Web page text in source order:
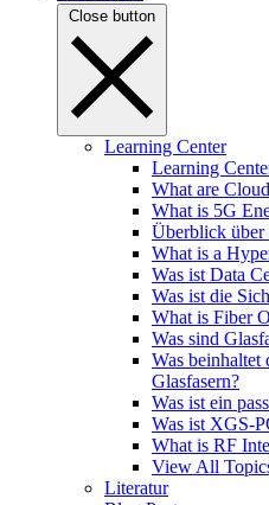
Close button
Learning Center
Learning
What are
What is 5G
Überblick über
What is a
Was ist Data
Was ist die
What is Fiber
Was sind
Was beinhaltet
Glasfasern?
Was ist ein
Was ist XGS-
What is RF
View All
Literatur